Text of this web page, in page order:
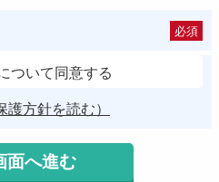
必須
ついて同意する
護方針を読む）